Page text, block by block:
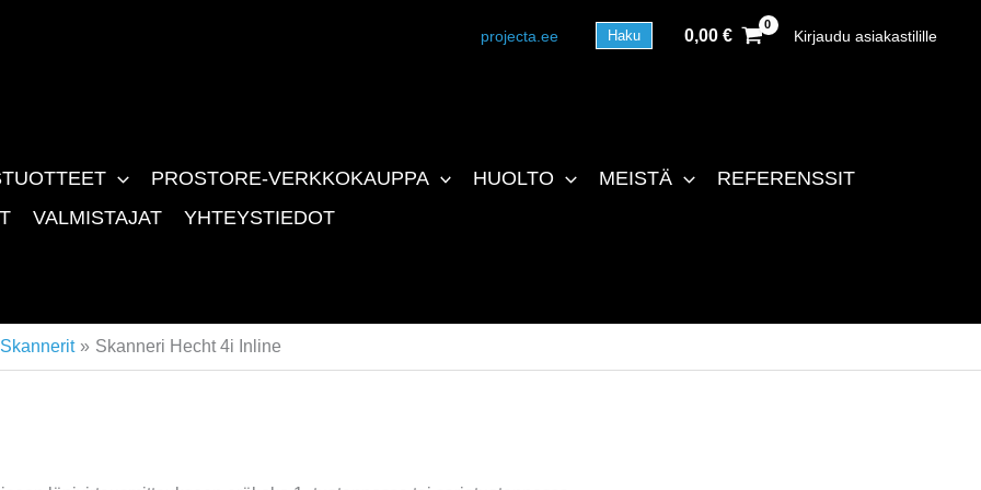
projecta.ee Haku 0,00 € Kirjaudu asiakastilille
PROSTORE-VERKKOKAUPPA HUOLTO MEISTÄ
REFERENSSIT
VALMISTAJAT YHTEYSTIEDOT
Skannerit Skanneri Hecht 4i Inline